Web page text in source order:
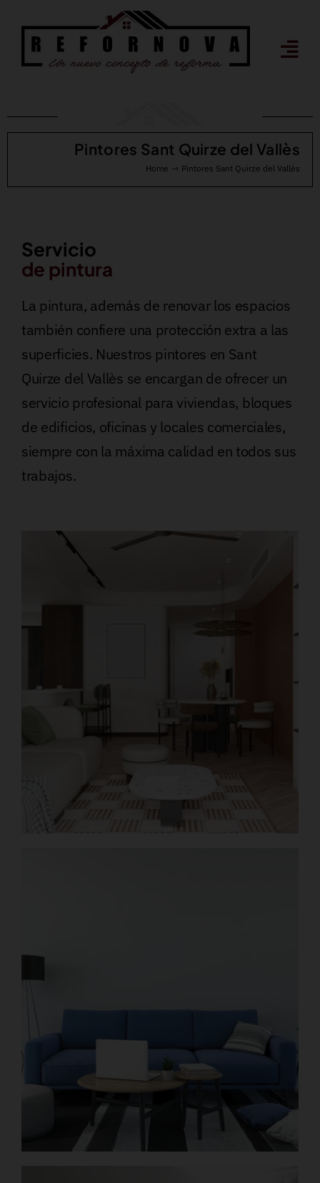
contenido
Pintores Sant Quirze del Vallès
Home Pintores Sant Quirze del Vallès
Servicio
de pintura
La pintura, además de renovar los espacios
también confiere una protección extra a las
superficies. Nuestros pintores en Sant
Quirze del Vallès se encargan de ofrecer un
servicio profesional para viviendas, bloques
de edificios, oficinas y locales comerciales,
siempre con la máxima calidad en todos sus
trabajos.